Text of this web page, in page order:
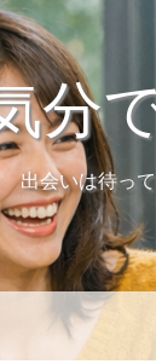
分
出会いは待っ